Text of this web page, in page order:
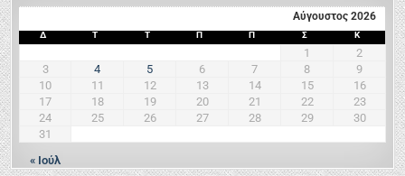
Αύγουστος 2026
Δ Τ Τ Π Π Σ Κ
1
2
3
4 5 6 7 8
9
10
11 12 13 14 15
16
17
18 19 20 21 22
23
24
25 26 27 28 29
30
31
« Ιούλ